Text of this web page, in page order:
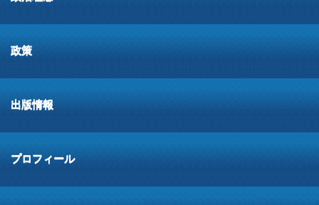
政策
出版情報
プロフィール